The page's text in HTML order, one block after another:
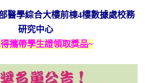
醫學綜合大樓前棟4樓數據處校務
研究中心
攜帶學生證領取獎品~